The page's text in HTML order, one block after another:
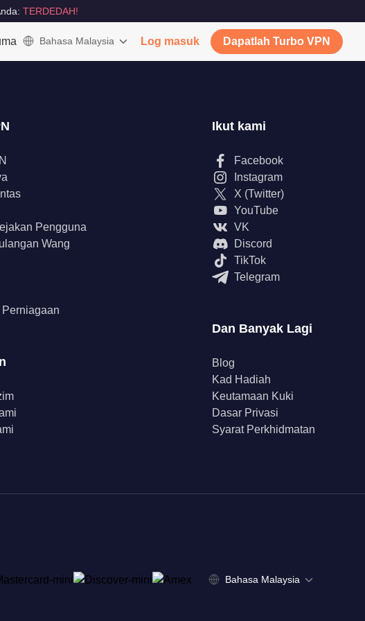
TERDEDAH!
Bahasa Malaysia Log masuk Dapatlah Turbo VPN
Pengguna
Wang
Ikut kami
Facebook
Instagram
X (Twitter)
YouTube
VK
Discord
TikTok
Telegram
Dan Banyak Lagi
Blog
Kad Hadiah
Keutamaan Kuki
Dasar Privasi
Syarat Perkhidmatan
Bahasa Malaysia